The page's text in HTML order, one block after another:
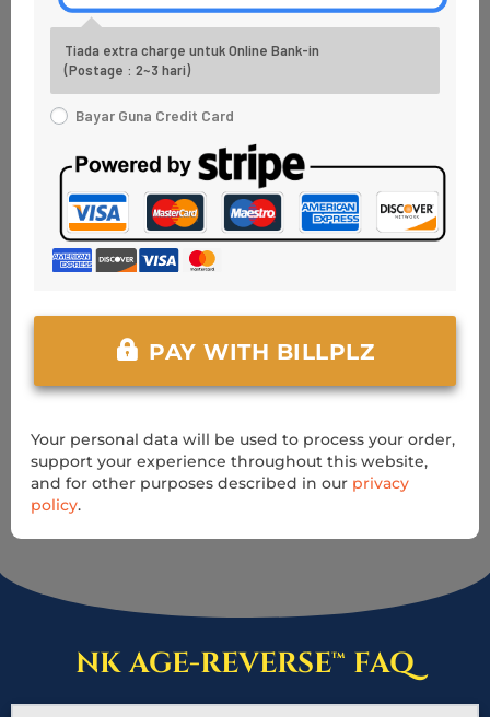
Tiada extra charge untuk Online Bank-in
(Postage : 2~3 hari)
Bayar Guna Credit Card
PAY WITH BILLPLZ
Your personal data will be used to process your order,
support your experience throughout this website,
and for other purposes described in our privacy
policy.
NK AGE-REVERSE™ FAQ